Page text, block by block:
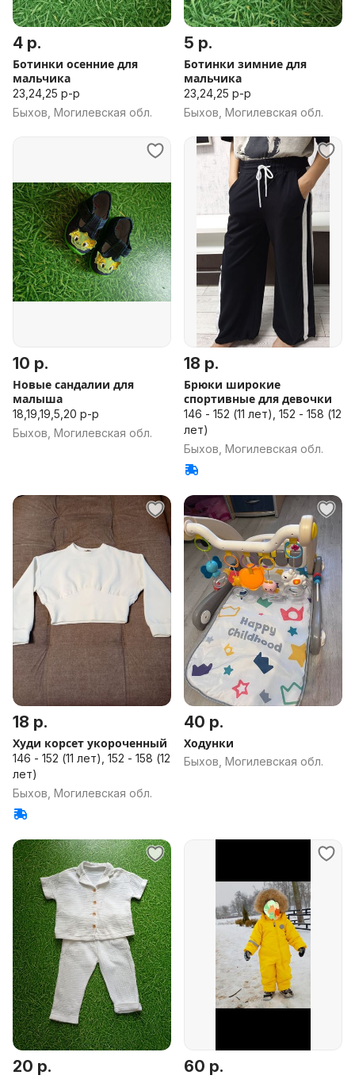
4 р.
Ботинки осенние для
мальчика
23,24,25 р-р
Быхов, Могилевская обл.
5 р.
Ботинки зимние для
мальчика
23,24,25 р-р
Быхов, Могилевская обл.
10 р.
Новые сандалии для
малыша
18,19,19,5,20 р-р
Быхов, Могилевская обл.
18 р.
Брюки широкие
спортивные для девочки
146 - 152 (11 лет), 152 - 158 (12
лет)
Быхов, Могилевская обл.
18 р.
Худи корсет укороченный
146 - 152 (11 лет), 152 - 158 (12
лет)
Быхов, Могилевская обл.
40 р.
Ходунки
Быхов, Могилевская обл.
20 р. 60 р.